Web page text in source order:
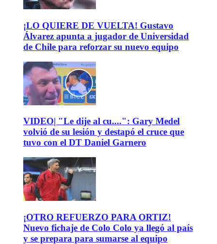
¡LO QUIERE DE VUELTA! Gustavo
Álvarez apunta a jugador de Universidad
de Chile para reforzar su nuevo equipo
VIDEO| "Le dije al cu....": Gary Medel
volvió de su lesión y destapó el cruce que
tuvo con el DT Daniel Garnero
¡OTRO REFUERZO PARA ORTIZ!
Nuevo fichaje de Colo Colo ya llegó al país
y se prepara para sumarse al equipo